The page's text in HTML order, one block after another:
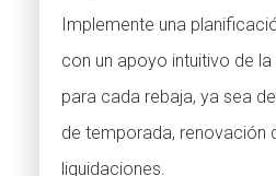
Implemente una
con un apoyo intuitivo de
para cada rebaja, ya sea
de temporada, renovación
liquidaciones.